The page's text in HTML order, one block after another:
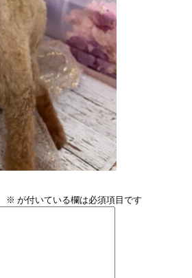
※ が付いている欄は必須項目です